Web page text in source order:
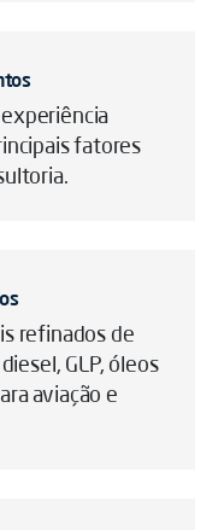
fatores
refinados de
GLP, óleos
aviação e